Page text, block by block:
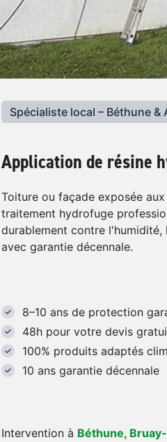
Spécialiste local – Béthune &
Application de résine
Toiture ou façade exposée
traitement hydrofuge
durablement contre
avec garantie décennale.
8–10 ans de protection
48h pour votre devis
100% produits adaptés
10 ans garantie décennale
Intervention à Béthune,